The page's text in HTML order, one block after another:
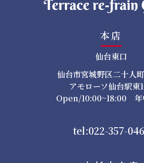
本店
仙台東口
仙台市宮城野区二十人
アモローソ仙台駅東
Open/10:00~18:00 年
tel:022-357-